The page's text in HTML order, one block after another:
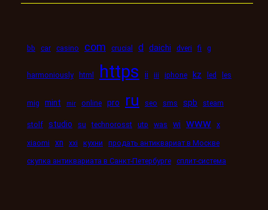
bb car casino com crucial d daichi dveri fi g
harmoniously html https ii iii iphone kz led les
mig mint mir online pro ru seo sms spb steam
stolf studio su technorosst utp was wi www x
xiaomi xn xxi кухни
продать антиквариат в Москве
скупка антиквариата в Санкт-Петербурге сплит-система